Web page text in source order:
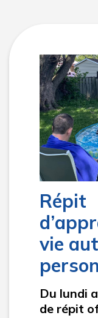
Répit
vie
Du lundi
de répit